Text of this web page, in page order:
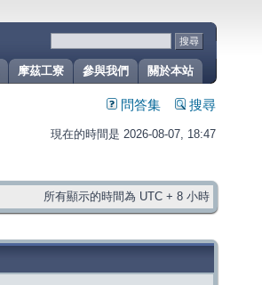
關於本站
參與我們
摩茲工寮
問答集 搜尋
現在的時間是 2026-08-07, 18:47
所有顯示的時間為 UTC + 8 小時